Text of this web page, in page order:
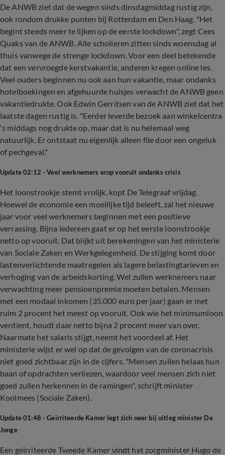
De ANWB ziet dat de wegen sinds dinsdagmiddag rustig zijn,
ook rondom drukke punten bij Rotterdam en Den Haag. "Het
begint steeds meer te lijken op de eerste lockdown", zegt Cees
Quaks van de ANWB. Alle scholieren zitten sinds woensdag al
thuis vanwege de strenge lockdown. Voor een deel betekende
dat een vervroegde kerstvakantie, anderen kregen online les.
Veel ouders beginnen nu ook aan hun vakantie, maar ondanks
hotelboekingen en afgehuurde huisjes verwacht de ANWB geen
vakantiedrukte. Ook Edwin Gerritsen van de ANWB ziet dat het
laatste dagen rustig is. "Eerder leverde bezoek aan winkelcentra
's middags nog drukte op, maar dat is nu helemaal weg
natuurlijk. Er ontstaat nu eigenlijk alleen file door een ongeluk
of pechgeval."
Update 02:12 - Veel werknemers erop vooruit ondanks crisis
Het loonstrookje stemt vrolijk, kopt De Telegraaf vrijdag.
Hoewel de economie een moeilijke tijd beleeft, zal het nieuwe
jaar voor veel werknemers beginnen met een positieve
verrassing. Bijna iedereen gaat er op het eerste loonstrookje
netto op vooruit. Dat blijkt uit berekeningen van het ministerie
van Sociale Zaken en Werkgelegenheid. De stijging komt door
lastenverlichtende maatregelen als lagere belastingtarieven en
verhoging van de arbeidskorting. Wel zullen werknemers naar
verwachting meer pensioenpremie moeten betalen. Mensen
met een modaal inkomen (35.000 euro per jaar) gaan er met
ruim 2 procent het meest op vooruit. Ook wie het minimumloon
verdient, houdt daar netto bijna 2 procent meer van over.
Naarmate het salaris stijgt, neemt het voordeel af. Het
ministerie wijst er wel op dat de gevolgen van de coronacrisis
niet goed zichtbaar zijn in de cijfers. "Mensen zullen helaas hun
baan of opdrachten verliezen, waardoor veel mensen zich niet
goed zullen herkennen in de ramingen", schrijft minister
Koolmees (Sociale Zaken).
Update 01:48 - Geïrriteerde Kamer legt zich neer bij uitleg minister De
Jonge
Een geïrriteerde Tweede Kamer vindt het zorgminister Hugo de